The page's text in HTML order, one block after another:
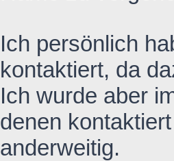
Ich persönlich
kontaktiert, da
Ich wurde aber
denen
anderweitig.